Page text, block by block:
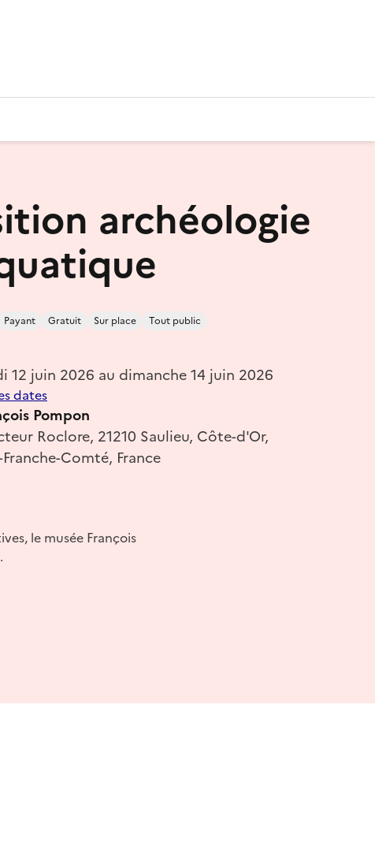
archéologie
Payant Gratuit Sur place Tout public
12 juin 2026 au dimanche 14 juin 2026
dates
Pompon
Roclore, 21210 Saulieu, Côte-d'Or,
Comté, France
le musée François